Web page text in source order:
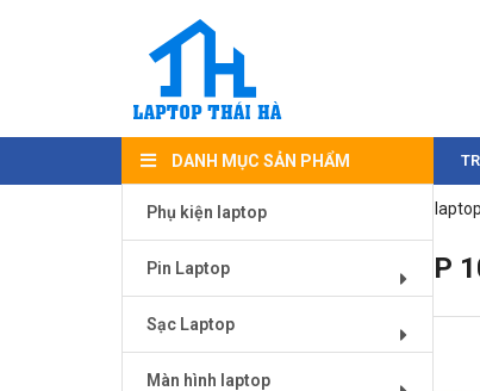
DANH MỤC SẢN PHẨM
Phụ kiện laptop
Pin Laptop
Sạc Laptop
Màn hình laptop
Trang chủ/Bàn phím laptop Bàn phím
BÀN PHÍM LAPTOP HP